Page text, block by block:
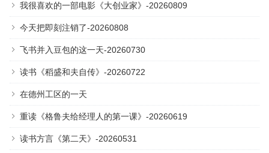
我很喜欢的一部电影《大创业家》-20260809
今天把即刻注销了-20260808
飞书并入豆包的这一天-20260730
读书《稻盛和夫自传》-20260722
在德州工区的一天
重读《格鲁夫给经理人的第一课》-20260619
读书方言《第二天》-20260531